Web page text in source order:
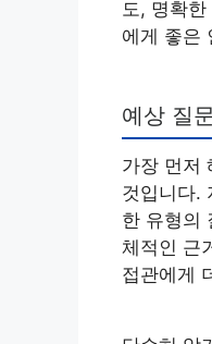
도, 명확
에게 좋은
예상 질
가장 먼저
것입니다.
한 유형의
체적인 근
접관에게